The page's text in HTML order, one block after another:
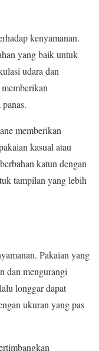
kenyamanan.
yang baik untuk
udara dan
memberikan
kasual atau
katun dengan
tampilan yang lebih
Pakaian yang
dan mengurangi
longgar dapat
ukuran yang pas